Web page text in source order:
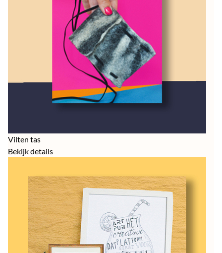
Vilten tas
Bekijk details